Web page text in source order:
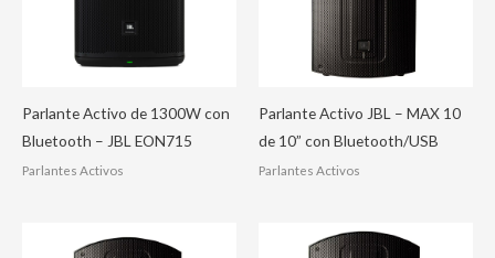
Parlante Activo de 1300W con
Bluetooth – JBL EON715
Parlantes Activos
Parlante Activo JBL – MAX 10
de 10” con Bluetooth/USB
Parlantes Activos